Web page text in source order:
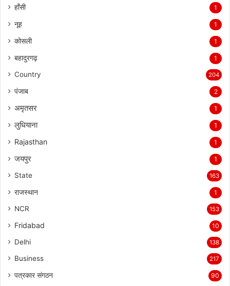
हाँसी 1
नूह 1
कोसली 1
बहादुरगढ़ 1
Country 204
पंजाब 2
अमृतसर 1
लुधियाना 1
Rajasthan 1
जयपुर 1
State 163
राजस्थान 1
NCR 153
Fridabad 10
Delhi 138
Business 217
पत्रकार संगठन 90